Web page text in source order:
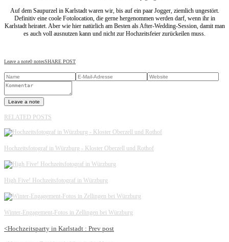
Auf dem Saupurzel in Karlstadt waren wir, bis auf ein paar Jogger, ziemlich ungestört.
Definitiv eine coole Fotolocation, die gerne hergenommen werden darf, wenn ihr in
Karlstadt heiratet. Aber wie hier natürlich am Besten als After-Wedding-Session, damit man
es auch voll ausnutzen kann und nicht zur Hochzeitsfeier zurückeilen muss.
Leave a note0 notesSHARE POST
Leave a note
RELATED POSTS
Hochzeitsfotograf in Würzburg - Kloster Oberzell und Rothof
High Five! Hochzeitsfotograf in Würzburg
Winter-Engagement-Fotos in Zellingen bei Würzburg
<Hochzeitsparty in Karlstadt : Prev post